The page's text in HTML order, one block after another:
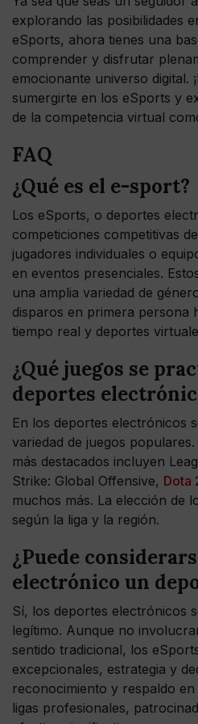
explorando las posibilidades
eSports, ahora tienes una
comprender y disfrutar
emocionante universo digital.
sumergirte en los eSports y
de la competencia virtual
FAQ
¿Qué es el e-sport?
Los eSports, o deportes
competiciones competitivas
jugadores individuales o
en eventos presenciales.
una amplia variedad de
disparos en primera persona
tiempo real y deportes
¿Qué juegos se
deportes
En los deportes electrónicos
variedad de juegos
más destacados incluyen
Strike: Global Offensive, Dota
muchos más. La elección de
según la liga y la región.
¿Puede
electrónico un
Sí, los deportes electrónicos
legítimo. Aunque no
sentido tradicional, los
excepcionales, estrategia y
reconocimiento y respaldo
ligas profesionales,